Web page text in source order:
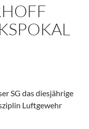
SG das diesjährige
Luftgewehr